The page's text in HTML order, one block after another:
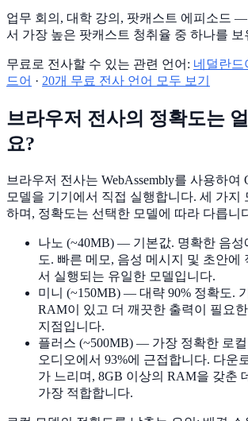
업무 회의, 대학 강의, 팟캐스트 에피소드 —
서 가장 높은 팟캐스트 청취율 중 하나를
무료로 전사할 수 있는 관련 언어: 네덜란드
드어 · 20개 무료 전사 언어 모두 보기
브라우저 전사의 정확도는
요?
브라우저 전사는 WebAssembly를 사용하여
모델을 기기에서 직접 실행합니다. 세 가지
하며, 정확도는 선택한 모델에 따라 다릅니
나노 (~40MB) — 기본값. 명확한 음성
도. 빠른 메모, 음성 메시지 및 초안에
서 실행되는 유일한 모델입니다.
미니 (~150MB) — 대략 90% 정확도.
RAM이 있고 더 깨끗한 출력이 필요
지점입니다.
플러스 (~500MB) — 가장 정확한 로
오디오에서 93%에 근접합니다. 다운
가 느리며, 8GB 이상의 RAM을 갖춘
가장 적합합니다.